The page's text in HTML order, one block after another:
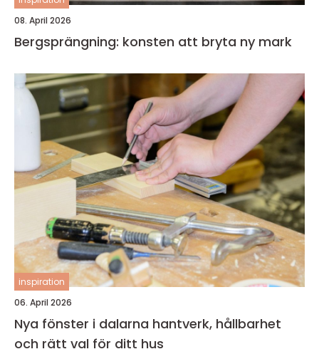
08. April 2026
Bergsprängning: konsten att bryta ny mark
inspiration
06. April 2026
Nya fönster i dalarna hantverk, hållbarhet
och rätt val för ditt hus